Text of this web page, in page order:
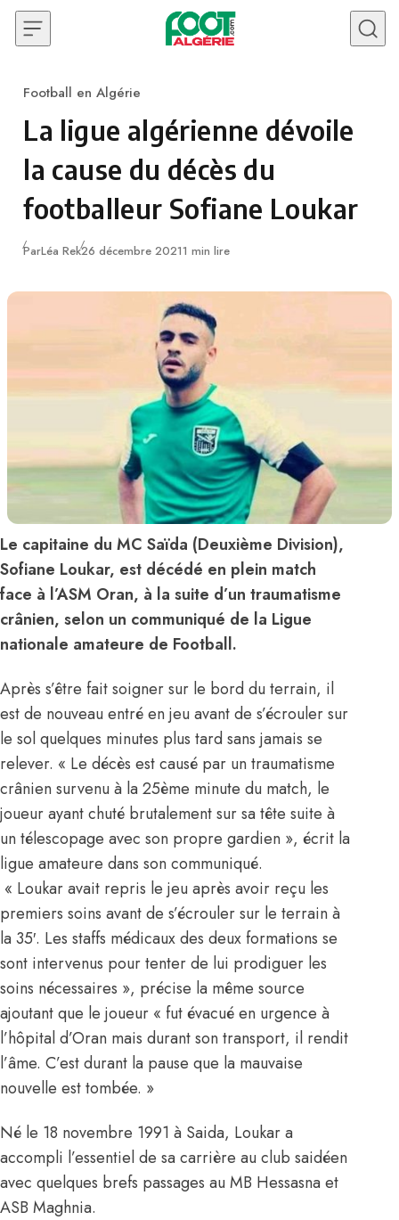
Skip to content
Category
Football en Algérie
La ligue algérienne dévoile
la cause du décès du
footballeur Sofiane Loukar
ParLéa RekPublié
26 décembre 20211 min lire
Le capitaine du MC Saïda (Deuxième Division),
Sofiane Loukar, est décédé en plein match
face à l’ASM Oran, à la suite d’un traumatisme
crânien, selon un communiqué de la Ligue
nationale amateure de Football.
Après s’être fait soigner sur le bord du terrain, il
est de nouveau entré en jeu avant de s’écrouler sur
le sol quelques minutes plus tard sans jamais se
relever. « Le décès est causé par un traumatisme
crânien survenu à la 25ème minute du match, le
joueur ayant chuté brutalement sur sa tête suite à
un télescopage avec son propre gardien », écrit la
ligue amateure dans son communiqué.
« Loukar avait repris le jeu après avoir reçu les
premiers soins avant de s’écrouler sur le terrain à
la 35′. Les staffs médicaux des deux formations se
sont intervenus pour tenter de lui prodiguer les
soins nécessaires », précise la même source
ajoutant que le joueur « fut évacué en urgence à
l’hôpital d’Oran mais durant son transport, il rendit
l’âme. C’est durant la pause que la mauvaise
nouvelle est tombée. »
Né le 18 novembre 1991 à Saida, Loukar a
accompli l’essentiel de sa carrière au club saidéen
avec quelques brefs passages au MB Hessasna et
ASB Maghnia.